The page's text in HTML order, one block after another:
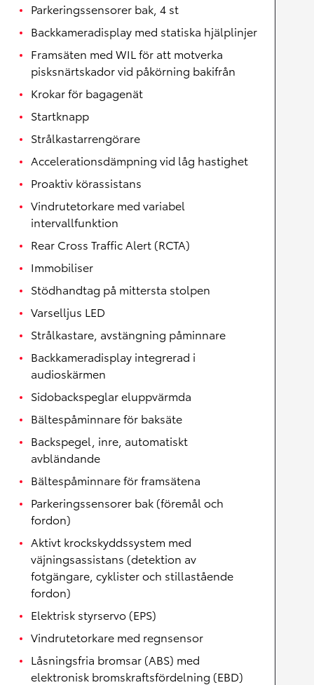
Parkeringssensorer bak, 4 st
Backkameradisplay med statiska hjälplinjer
Framsäten med WIL för att motverka
pisksnärtskador vid påkörning bakifrån
Krokar för bagagenät
Startknapp
Strålkastarrengörare
Accelerationsdämpning vid låg hastighet
Proaktiv körassistans
Vindrutetorkare med variabel
intervallfunktion
Rear Cross Traffic Alert (RCTA)
Immobiliser
Stödhandtag på mittersta stolpen
Varselljus LED
Strålkastare, avstängning påminnare
Backkameradisplay integrerad i
audioskärmen
Sidobackspeglar eluppvärmda
Bältespåminnare för baksäte
Backspegel, inre, automatiskt
avbländande
Bältespåminnare för framsätena
Parkeringssensorer bak (föremål och
fordon)
Aktivt krockskyddssystem med
väjningsassistans (detektion av
fotgängare, cyklister och stillastående
fordon)
Elektrisk styrservo (EPS)
Vindrutetorkare med regnsensor
Låsningsfria bromsar (ABS) med
elektronisk bromskraftsfördelning (EBD)